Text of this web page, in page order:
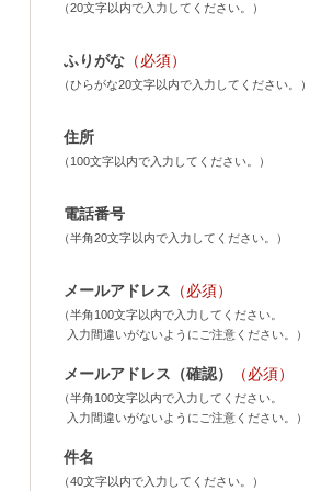
（20文字以内で入力してください。）
ふりがな （必須）
（ひらがな20文字以内で入力してください。
住所
（100文字以内で入力してください。）
電話番号
（半角20文字以内で入力してください。）
メールアドレス （必須）
（半角100文字以内で入力してください。
入力間違いがないようにご注意ください。）
メールアドレス（確認） （必須）
（半角100文字以内で入力してください。
入力間違いがないようにご注意ください。）
件名
（40文字以内で入力してください。）